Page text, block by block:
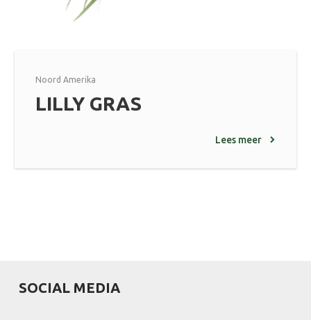
Noord Amerika
LILLY GRAS
Lees meer
SOCIAL MEDIA